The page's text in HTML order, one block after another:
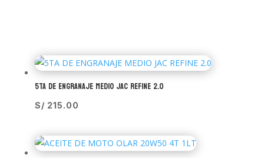
5TA DE ENGRANAJE MEDIO JAC REFINE 2.0
S/ 215.00